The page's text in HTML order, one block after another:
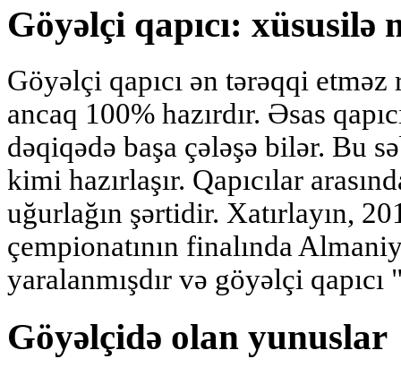
Göyəlçi qapıcı: xüsusilə
Göyəlçi qapıcı ən tərəqqi etməz
ancaq 100% hazırdır. Əsas
dəqiqədə başa çələşə bilər. Bu
kimi hazırlaşır. Qapıcılar
uğurlağın şərtidir. Xatırlayın,
çempionatının finalında
yaralanmışdır və göyəlçi
Göyəlçidə olan yunuslar